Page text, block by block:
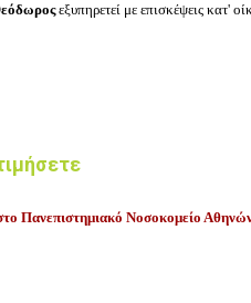
εξυπηρετεί με επισκέψεις κατ'
στο Πανεπιστημιακό Νοσοκομείο